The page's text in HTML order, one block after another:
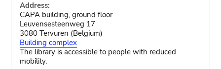
Address:
CAPA building, ground floor
Leuvensesteenweg 17
3080 Tervuren (Belgium)
Building complex
The library is accessible to people with reduced
mobility.